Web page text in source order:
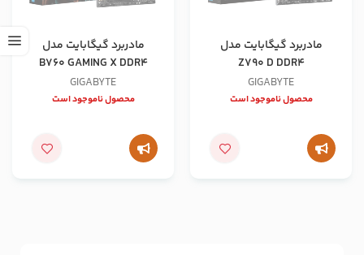
مادربرد گیگابایت مدل
Z790 D DDR4
GIGABYTE
محصول ناموجود است
مادربرد گیگابایت مدل
B760 GAMING X DDR4
GIGABYTE
محصول ناموجود است